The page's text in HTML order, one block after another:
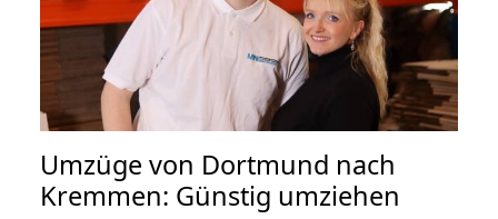
Umzüge von Dortmund nach
Kremmen: Günstig umziehen